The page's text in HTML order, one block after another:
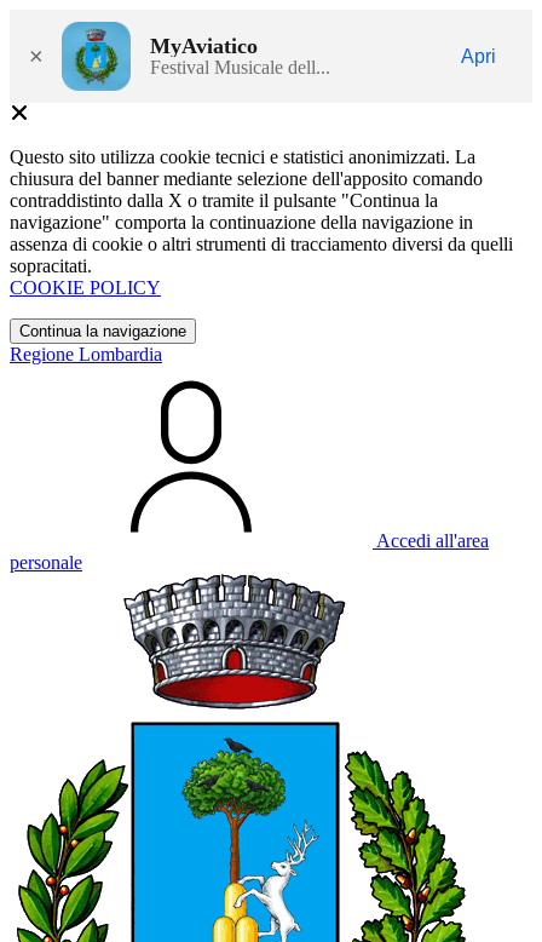
× MyAviatico
Festival Musicale dell...
Apri
Questo sito utilizza cookie tecnici e statistici anonimizzati. La
chiusura del banner mediante selezione dell'apposito comando
contraddistinto dalla X o tramite il pulsante "Continua la
navigazione" comporta la continuazione della navigazione in
assenza di cookie o altri strumenti di tracciamento diversi da quelli
sopracitati.
COOKIE POLICY
Continua la navigazione
Regione Lombardia
Accedi all'area
personale